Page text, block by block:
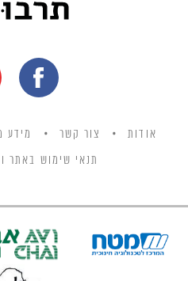
אודות צור קשר מידע
תנאי שימוש באתר